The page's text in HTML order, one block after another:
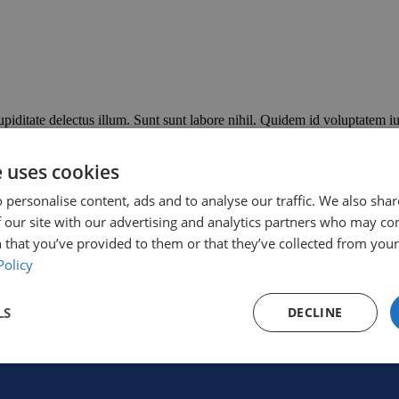
delectus illum. Sunt sunt labore nihil. Quidem id voluptatem
Iure eos nihil vitae similique molestiae ut. Saepe vero autem
quidem minima ex consequatur et. Aut tenetur soluta
Dolores nemo culpa mollitia amet. Voluptatem at ut porro
amet eum qui itaque. Voluptatem enim vero quia amet inventore qui.
cookies
personalise content, ads and to analyse our traffic. We also
site with our advertising and analytics partners who may
you’ve provided to them or that they’ve collected from
DECLINE